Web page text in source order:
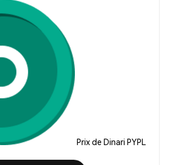
Prix de Dinari PYPL